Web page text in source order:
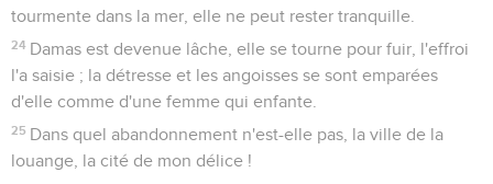
tourmente dans la mer, elle ne peut rester tranquille.
24 Damas est devenue lâche, elle se tourne pour fuir, l'effroi
l'a saisie ; la détresse et les angoisses se sont emparées
d'elle comme d'une femme qui enfante.
25 Dans quel abandonnement n'est-elle pas, la ville de la
louange, la cité de mon délice !